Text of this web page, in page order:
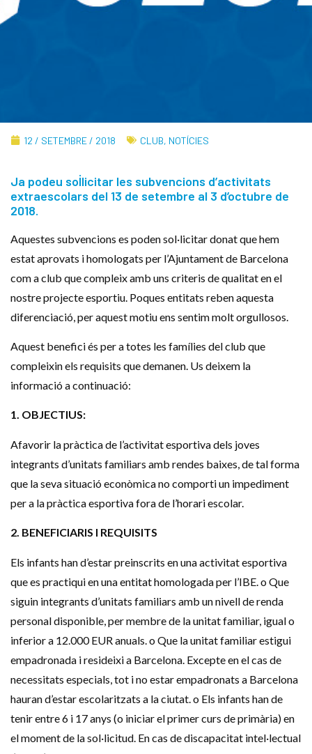
12 / SETEMBRE / 2018 CLUB, NOTÍCIES
Ja podeu sol·licitar les subvencions d’activitats
extraescolars del 13 de setembre al 3 d’octubre de
2018.
Aquestes subvencions es poden sol·licitar donat que hem
estat aprovats i homologats per l’Ajuntament de Barcelona
com a club que compleix amb uns criteris de qualitat en el
nostre projecte esportiu. Poques entitats reben aquesta
diferenciació, per aquest motiu ens sentim molt orgullosos.
Aquest benefici és per a totes les famílies del club que
compleixin els requisits que demanen. Us deixem la
informació a continuació:
1. OBJECTIUS:
Afavorir la pràctica de l’activitat esportiva dels joves
integrants d’unitats familiars amb rendes baixes, de tal forma
que la seva situació econòmica no comporti un impediment
per a la pràctica esportiva fora de l’horari escolar.
2. BENEFICIARIS I REQUISITS
Els infants han d’estar preinscrits en una activitat esportiva
que es practiqui en una entitat homologada per l’IBE oQue
siguin integrants d’unitats familiars amb un nivell de renda
personal disponible, per membre de la unitat familiar, igual o
inferior a 12.000EUR anuals. oQue la unitat familiar estigui
empadronada i resideixi a Barcelona. Excepte en el cas de
necessitats especials, tot i no estar empadronats a Barcelona
hauran d’estar escolaritzats a la ciutat. o Els infants han de
tenir entre 6 i 17 anys (o iniciar el primer curs de primària) en
el moment de la sol·licitud. En cas de discapacitat intel·lectual